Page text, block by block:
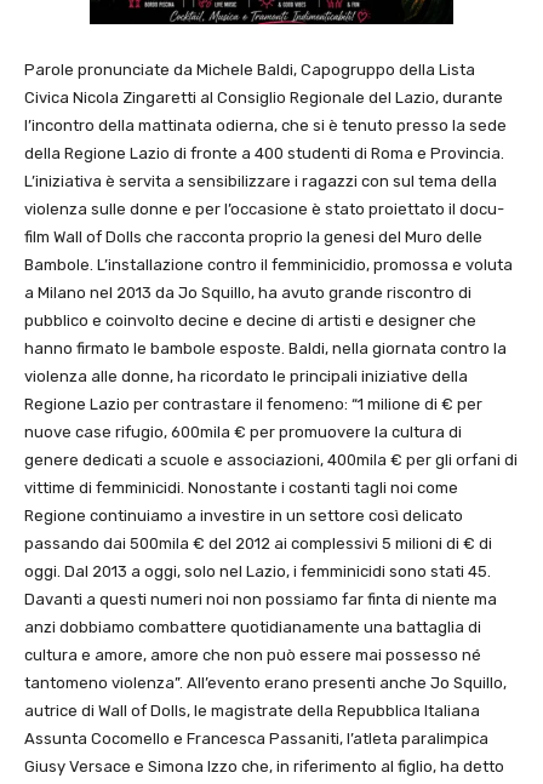
Parole pronunciate da Michele Baldi, Capogruppo della Lista
Civica Nicola Zingaretti al Consiglio Regionale del Lazio, durante
l’incontro della mattinata odierna, che si è tenuto presso la sede
della Regione Lazio di fronte a 400 studenti di Roma e Provincia.
L’iniziativa è servita a sensibilizzare i ragazzi con sul tema della
violenza sulle donne e per l’occasione è stato proiettato il docu-
film Wall of Dolls che racconta proprio la genesi del Muro delle
Bambole. L’installazione contro il femminicidio, promossa e voluta
a Milano nel 2013 da Jo Squillo, ha avuto grande riscontro di
pubblico e coinvolto decine e decine di artisti e designer che
hanno firmato le bambole esposte. Baldi, nella giornata contro la
violenza alle donne, ha ricordato le principali iniziative della
Regione Lazio per contrastare il fenomeno: “1 milione di € per
nuove case rifugio, 600mila € per promuovere la cultura di
genere dedicati a scuole e associazioni, 400mila € per gli orfani di
vittime di femminicidi. Nonostante i costanti tagli noi come
Regione continuiamo a investire in un settore così delicato
passando dai 500mila € del 2012 ai complessivi 5 milioni di € di
oggi. Dal 2013 a oggi, solo nel Lazio, i femminicidi sono stati 45.
Davanti a questi numeri noi non possiamo far finta di niente ma
anzi dobbiamo combattere quotidianamente una battaglia di
cultura e amore, amore che non può essere mai possesso né
tantomeno violenza”. All’evento erano presenti anche Jo Squillo,
autrice di Wall of Dolls, le magistrate della Repubblica Italiana
Assunta Cocomello e Francesca Passaniti, l’atleta paralimpica
Giusy Versace e Simona Izzo che, in riferimento al figlio, ha detto